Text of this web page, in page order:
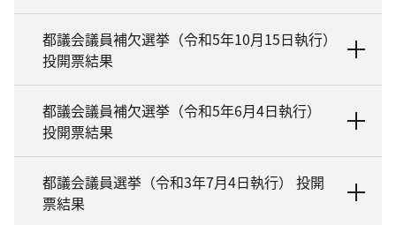
都議会議員補欠選挙（令和5年10月15日執行）
投開票結果
都議会議員補欠選挙（令和5年6月4日執行）
投開票結果
都議会議員選挙（令和3年7月4日執行） 投開
票結果